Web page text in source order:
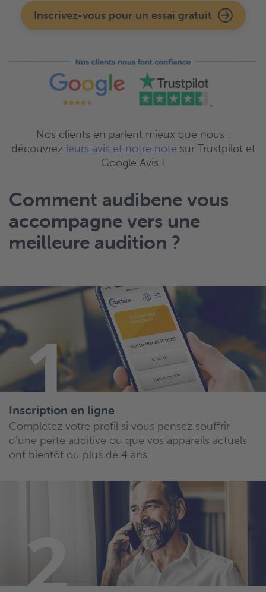
Inscrivez-vous pour un essai gratuit
Nos clients en parlent mieux que nous :
découvrez leurs avis et notre note sur Trustpilot et
Google Avis !
Comment audibene vous
accompagne vers une
meilleure audition ?
Inscription en ligne
Complétez votre profil si vous pensez souffrir
d'une perte auditive ou que vos appareils actuels
ont bientôt ou plus de 4 ans.